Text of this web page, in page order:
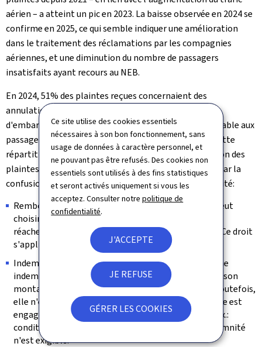
Ce site utilise des cookies essentiels
nécessaires à son bon fonctionnement, sans
usage de données à caractère personnel, et
ne pouvant pas être refusés. Des cookies non
essentiels sont utilisés à des fins statistiques
et seront activés uniquement si vous les
acceptez. Consulter notrepolitique de
confidentialité.
J'ACCEPTE
JE REFUSE
GÉRER LES COOKIES
aérien – a atteint un pic en 2023. La baisse observée en 2024 se
confirme en 2025, ce qui semble indiquer une amélioration
dans le traitement des réclamations par les compagnies
aériennes, et une diminution du nombre de passagers
insatisfaits ayant recours au NEB.
En 2024, 51% des plaintes reçues concernaient des
annulations de vols, 45% des retards, et 4% des refus
d'embarquement. Dans 39% des cas, l'issue a été favorable aux
passagers, contre 61% en faveur des transporteurs. Cette
répartition s'explique à la fois par une meilleure gestion des
plaintes par les compagnies aériennes et également par la
confusion fréquente entre remboursement et indemnité:
Remboursement: en cas d'annulation, le passager peut
choisir entre le remboursement du billet ou un
réacheminement dans des conditions comparables. Ce droit
s'applique quelle que soit la cause de l'annulation.
Indemnité: indépendamment du remboursement, une
indemnité peut être due en cas de retard significatif, son
montant variant en fonction de la distance du vol. Toutefois,
elle n'est due que si la responsabilité de la compagnie est
engagée. En cas de circonstances exceptionnelles (ex.:
conditions météorologiques extrêmes), aucune indemnité
n'est exigible.